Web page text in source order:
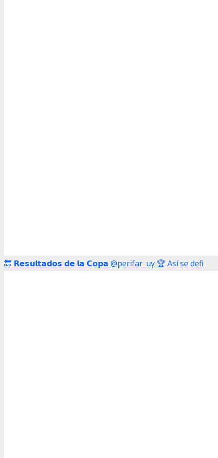
🔚 𝗥𝗲𝘀𝘂𝗹𝘁𝗮𝗱𝗼𝘀 𝗱𝗲 𝗹𝗮 𝗖𝗼𝗽𝗮 @perifar_uy 🏆 Así se defi